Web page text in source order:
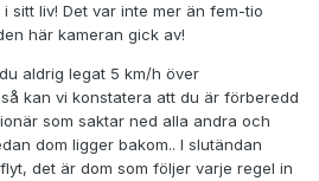
sitt liv! Det var inte mer än fem-tio
här kameran gick av!
aldrig legat 5 km/h över
kan vi konstatera att du är förberedd
som saktar ned alla andra och
dom ligger bakom.. I slutändan
det är dom som följer varje regel in